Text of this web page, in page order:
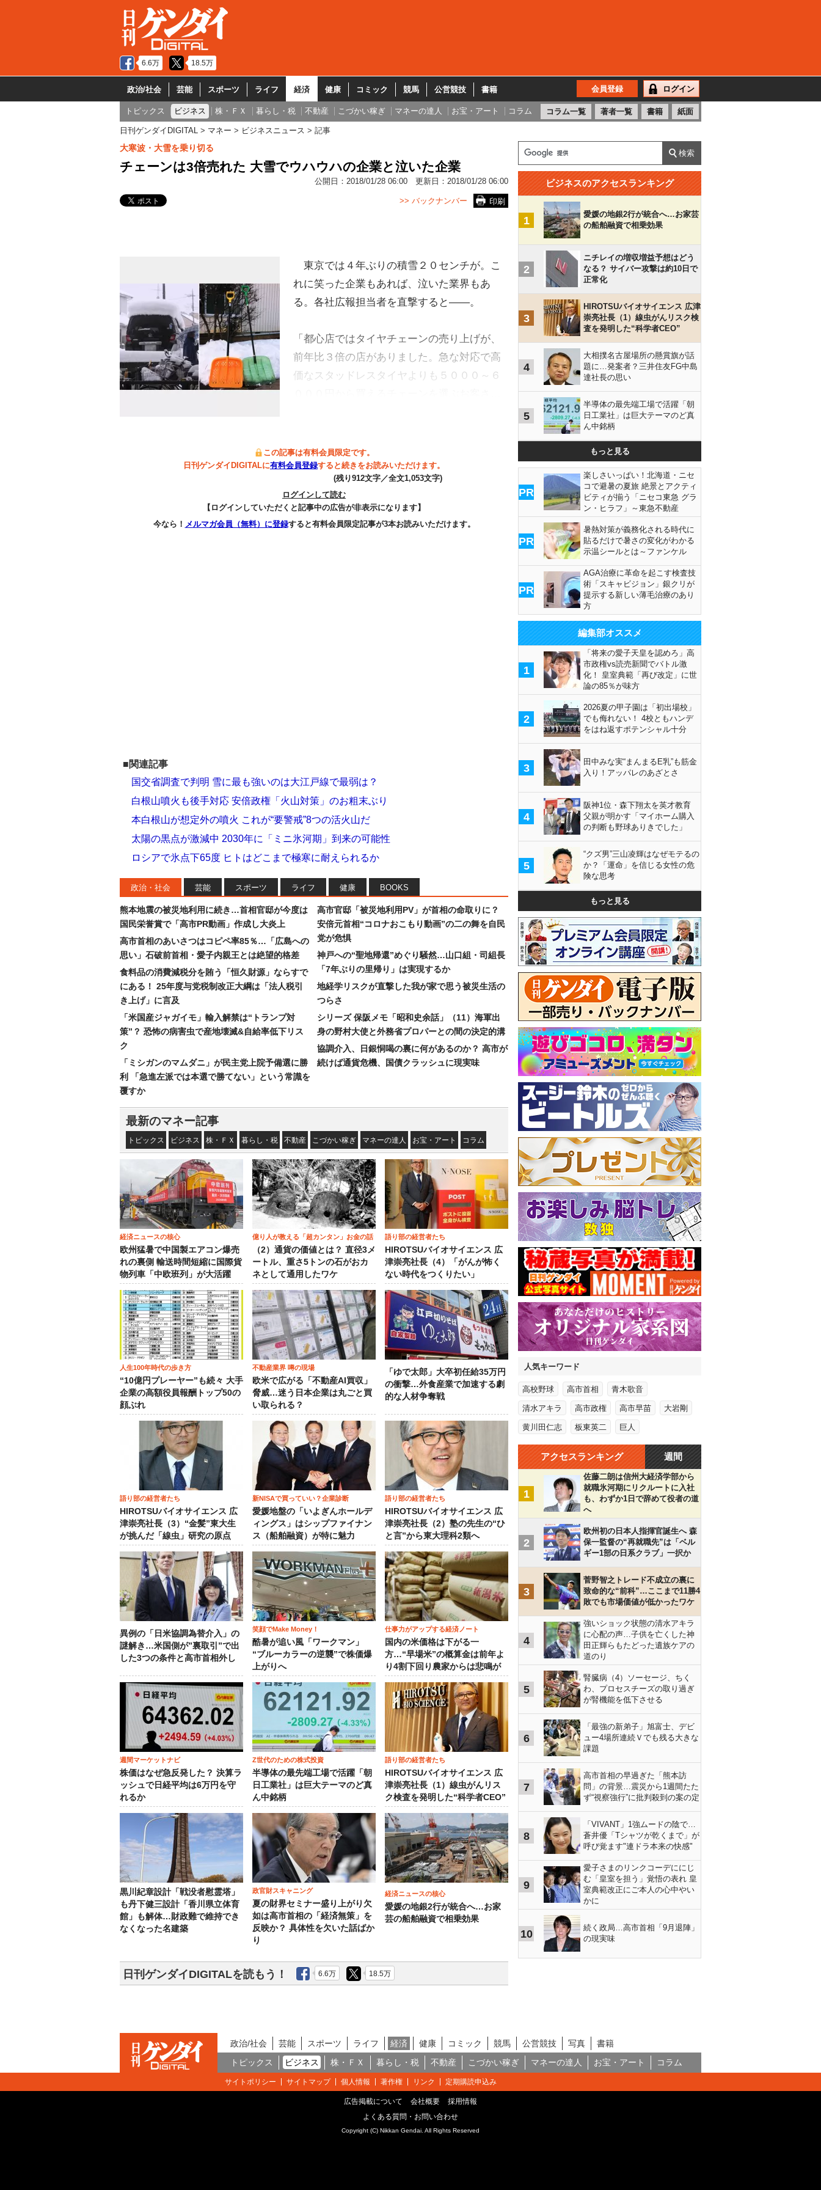
6.6万 18.5万
政治/社会 芸能 スポーツ ライフ 経済 健康 コミック 競馬 公営競技 書籍 会員登録 ログイン
トピックス ビジネス 株・ＦＸ 暮らし・税 不動産 こづかい稼ぎ マネーの達人 お宝・アート コラム コラム一覧 著者一覧 書籍 紙面
日刊ゲンダイDIGITAL マネー ビジネスニュース 記事
大寒波・大雪を乗り切る
チェーンは3倍売れた 大雪でウハウハの企業と泣いた企業
公開日： 2018/01/28 06:00 更新日： 2018/01/28 06:00
印刷
>> バックナンバー
東京では４年ぶりの積雪２０センチが。こ
れに笑った企業もあれば、泣いた業界もあ
る。各社広報担当者を直撃すると――。
「都心店ではタイヤチェーンの売り上げが、
前年比３倍の店がありました。急な対応で高
価なスタッドレスタイヤよりも５０００～６
この記事は有料会員限定です。
日刊ゲンダイDIGITALに有料会員登録すると続きをお読みいただけます。
(残り912文字／全文1,053文字)
ログインして読む
【ログインしていただくと記事中の広告が非表示になります】
今なら！ メルマガ会員（無料）に登録すると有料会員限定記事が3本お読みいただけます。
■関連記事
国交省調査で判明 雪に最も強いのは大江戸線で最弱は？
白根山噴火も後手対応 安倍政権「火山対策」のお粗末ぶり
本白根山が想定外の噴火 これが“要警戒”8つの活火山だ
太陽の黒点が激減中 2030年に「ミニ氷河期」到来の可能性
ロシアで氷点下65度 ヒトはどこまで極寒に耐えられるか
政治・社会 芸能 スポーツ ライフ 健康 BOOKS
熊本地震の被災地利用に続き…首相官邸が今度は
国民栄誉賞で「高市PR動画」作成し大炎上
高市首相のあいさつはコピペ率85％…「広島への
思い」石破前首相・愛子内親王とは絶望的格差
食料品の消費減税分を賄う「恒久財源」ならすで
にある！ 25年度与党税制改正大綱は「法人税引
き上げ」に言及
「米国産ジャガイモ」輸入解禁は“トランプ対
策”？ 恐怖の病害虫で産地壊滅&自給率低下リス
ク
「ミシガンのマムダニ」が民主党上院予備選に勝
利 「急進左派では本選で勝てない」という常識を
覆すか
高市官邸「被災地利用PV」が首相の命取りに？
安倍元首相“コロナおこもり動画”の二の舞を自民
党が危惧
神戸への“聖地帰還”めぐり騒然…山口組・司組長
「7年ぶりの里帰り」は実現するか
地経学リスクが直撃した我が家で思う被災生活の
つらさ
シリーズ 保阪メモ「昭和史余話」（11）海軍出
身の野村大使と外務省プロパーとの間の決定的溝
協調介入、日銀恫喝の裏に何があるのか？ 高市が
続けば通貨危機、国債クラッシュに現実味
最新のマネー記事
トピックス ビジネス 株・ＦＸ 暮らし・税 不動産 こづかい稼ぎ マネーの達人 お宝・アート コラム
経済ニュースの核心
欧州猛暑で中国製エアコン爆売
れの裏側 輸送時間短縮に国際貨
物列車「中欧班列」が大活躍
億り人が教える「超カンタン」お金の話
（2）通貨の価値とは？ 直径3メ
ートル、重さ5トンの石がおカ
ネとして通用したワケ
語り部の経営者たち
HIROTSUバイオサイエンス 広
津崇亮社長（4）「がんが怖く
ない時代をつくりたい」
人生100年時代の歩き方
“10億円プレーヤー”も続々 大手
企業の高額役員報酬トップ50の
顔ぶれ
不動産業界 噂の現場
欧米で広がる「不動産AI買収」
脅威…迷う日本企業は丸ごと買
い取られる？
「ゆで太郎」大卒初任給35万円
の衝撃…外食産業で加速する劇
的な人材争奪戦
語り部の経営者たち
HIROTSUバイオサイエンス 広
津崇亮社長（3）“金髪”東大生
が挑んだ「線虫」研究の原点
新NISAで買っていい？企業診断
愛媛地盤の「いよぎんホールデ
ィングス」はシップファイナン
ス（船舶融資）が特に魅力
語り部の経営者たち
HIROTSUバイオサイエンス 広
津崇亮社長（2）塾の先生の“ひ
と言”から東大理科2類へ
異例の「日米協調為替介入」の
謎解き…米国側が”裏取引”で出
した3つの条件と高市首相外し
笑顔でMake Money！
酷暑が追い風「ワークマン」
“ブルーカラーの逆襲”で株価爆
上がりへ
仕事力がアップする経済ノート
国内の米価格は下がる一
方…“早場米”の概算金は前年よ
り4割下回り農家からは悲鳴が
週間マーケットナビ
株価はなぜ急反発した？ 決算ラ
ッシュで日経平均は6万円を守
れるか
Z世代のための株式投資
半導体の最先端工場で活躍「朝
日工業社」は巨大テーマのど真
ん中銘柄
語り部の経営者たち
HIROTSUバイオサイエンス 広
津崇亮社長（1）線虫がんリス
ク検査を発明した“科学者CEO”
黒川紀章設計「戦没者慰霊塔」
も丹下健三設計「香川県立体育
館」も解体…財政難で維持でき
なくなった名建築
政官財スキャニング
夏の財界セミナー盛り上がり欠
如は高市首相の「経済無策」を
反映か？ 具体性を欠いた話ばか
り
経済ニュースの核心
愛媛の地銀2行が統合へ…お家
芸の船舶融資で相乗効果
日刊ゲンダイDIGITALを読もう！ 6.6万 18.5万
ビジネスのアクセスランキング
1
愛媛の地銀2行が統合へ…お家芸
の船舶融資で相乗効果
2
ニチレイの増収増益予想はどう
なる？ サイバー攻撃は約10日で
正常化
3
HIROTSUバイオサイエンス 広津
崇亮社長（1）線虫がんリスク検
査を発明した“科学者CEO”
4
大相撲名古屋場所の懸賞旗が話
題に…発案者？三井住友FG中島
達社長の思い
5
半導体の最先端工場で活躍「朝
日工業社」は巨大テーマのど真
ん中銘柄
もっと見る
PR
楽しさいっぱい！北海道・ニセ
コで避暑の夏旅 絶景とアクティ
ビティが揃う「ニセコ東急 グラ
ン・ヒラフ」～東急不動産
PR
暑熱対策が義務化される時代に
貼るだけで暑さの変化がわかる
示温シールとは～ファンケル
PR
AGA治療に革命を起こす検査技
術「スキャビジョン」銀クリが
提示する新しい薄毛治療のあり
方
編集部オススメ
1
「将来の愛子天皇を認めろ」高
市政権vs読売新聞でバトル激
化！ 皇室典範「再び改定」に世
論の85％が味方
2
2026夏の甲子園は「初出場校」
でも侮れない！ 4校ともハンデ
をはね返すポテンシャル十分
3
田中みな実“まんまるE乳”も筋金
入り！アッパレのあざとさ
4
阪神1位・森下翔太を英才教育
父親が明かす「マイホーム購入
の判断も野球ありきでした」
5
“クズ男”三山凌輝はなぜモテるの
か？「運命」を信じる女性の危
険な思考
もっと見る
人気キーワード
高校野球 高市首相 青木歌音
清水アキラ 高市政権 高市早苗 大岩剛
黄川田仁志 板東英二 巨人
アクセスランキング 週間
1
佐藤二朗は信州大経済学部から
就職氷河期にリクルートに入社
も、わずか1日で辞めて役者の道
へ
2
欧州初の日本人指揮官誕生へ 森
保一監督の“再就職先”は「ベル
ギー1部の日系クラブ」一択か
3
菅野智之トレード不成立の裏に
致命的な“前科”…ここまで11勝4
敗でも市場価値が低かったワケ
4
強いショック状態の清水アキラ
に心配の声…子供を亡くした神
田正輝らもたどった遺族ケアの
道のり
5
腎臓病（4）ソーセージ、ちく
わ、プロセスチーズの取り過ぎ
が腎機能を低下させる
6
「最強の新弟子」旭富士、デビ
ュー4場所連続Ｖでも残る大きな
課題
7
高市首相の早過ぎた「熊本訪
問」の背景…震災から1週間たた
ず“視察強行”に批判殺到の案の定
8
「VIVANT」1強ムードの陰で…
蒼井優「Tシャツが乾くまで」が
呼び覚ます"連ドラ本来の快感"
9
愛子さまのリンクコーデににじ
む「皇室を担う」覚悟の表れ 皇
室典範改正にご本人の心中やい
かに
10
続く政局…高市首相「9月退陣」
の現実味
政治/社会 芸能 スポーツ ライフ 経済 健康 コミック 競馬 公営競技 写真
書籍
トピックス
ビジネス 株・ＦＸ 暮らし・税 不動産 こづかい稼ぎ マネーの達人 お宝・アート コラム
サイトポリシー サイトマップ 個人情報 著作権 リンク 定期購読申込み
広告掲載について 会社概要
採用情報
よくある質問・お問い合わせ
Copyright (C) Nikkan Gendai. All Rights Reserved